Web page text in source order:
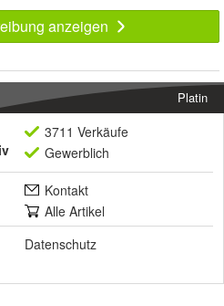
anzeigen
Platin
3711 Verkäufe
Gewerblich
Kontakt
Alle Artikel
Datenschutz